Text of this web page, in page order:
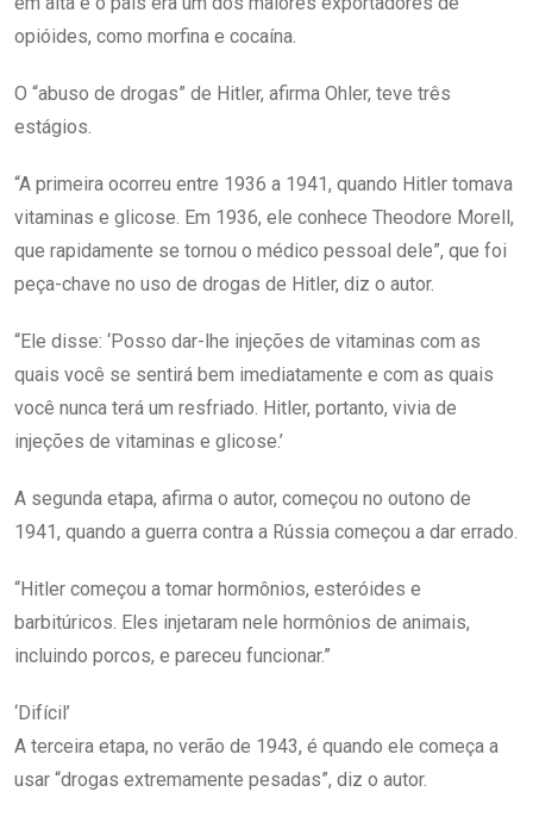
opióides, como morfina e cocaína.
O “abuso de drogas” de Hitler, afirma Ohler, teve três
estágios.
“A primeira ocorreu entre 1936 a 1941, quando Hitler tomava
vitaminas e glicose. Em 1936, ele conhece Theodore Morell,
que rapidamente se tornou o médico pessoal dele”, que foi
peça-chave no uso de drogas de Hitler, diz o autor.
“Ele disse: ‘Posso dar-lhe injeções de vitaminas com as
quais você se sentirá bem imediatamente e com as quais
você nunca terá um resfriado. Hitler, portanto, vivia de
injeções de vitaminas e glicose.’
A segunda etapa, afirma o autor, começou no outono de
1941, quando a guerra contra a Rússia começou a dar errado.
“Hitler começou a tomar hormônios, esteróides e
barbitúricos. Eles injetaram nele hormônios de animais,
incluindo porcos, e pareceu funcionar.”
‘Difícil’
A terceira etapa, no verão de 1943, é quando ele começa a
usar “drogas extremamente pesadas”, diz o autor.